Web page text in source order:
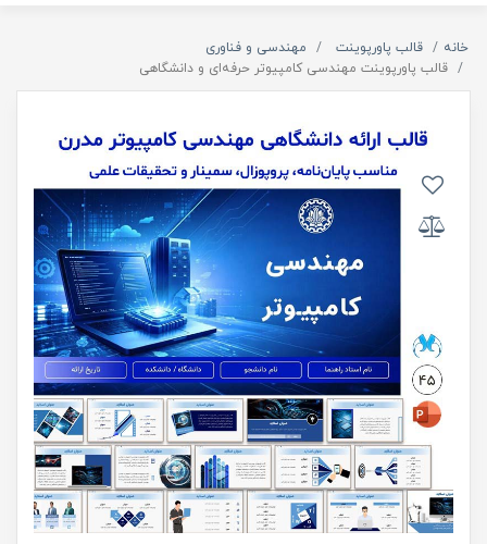
خانه قالب پاورپوینت
مهندسی و فناوری
قالب پاورپوینت مهندسی کامپیوتر حرفه‌ای و دانشگاهی